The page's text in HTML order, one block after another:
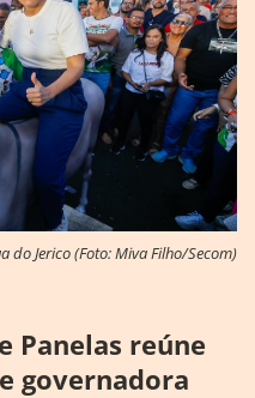
do Jerico (Foto: Miva Filho/Secom)
Panelas reúne
governadora